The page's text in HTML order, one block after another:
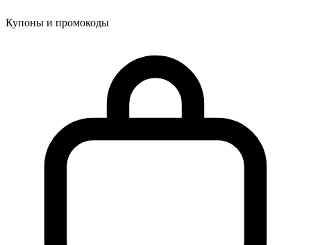
Купоны и промокоды